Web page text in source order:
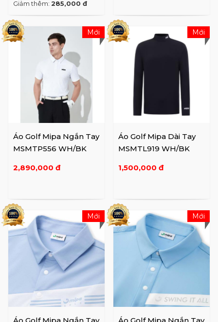
Giảm thêm: 285,000 đ
Áo Golf Mipa Ngắn Tay
MSMTP556 WH/BK
2,890,000 đ
Mới
Áo Golf Mipa Dài Tay
MSMTL919 WH/BK
1,500,000 đ
Mới
Mới Mới